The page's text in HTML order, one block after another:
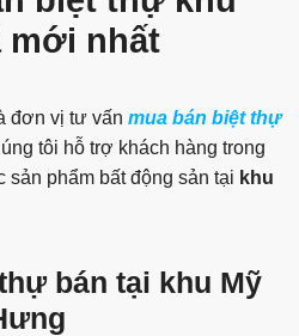
mới nhất
đơn vị tư vấn mua bán biệt thự
tôi hỗ trợ khách hàng trong
sản phẩm bất động sản tại khu
bán tại khu Mỹ